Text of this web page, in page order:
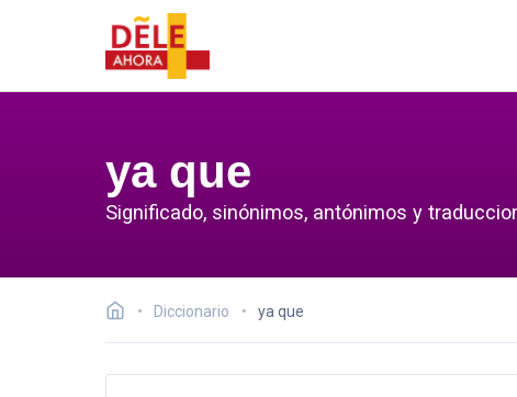
ya que
Significado, sinónimos, antónimos y
Diccionario ya que